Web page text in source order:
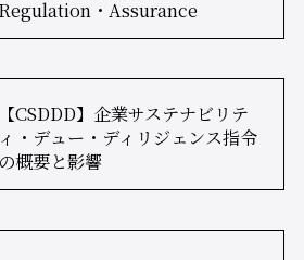
Regulation・Assurance
【CSDDD】企業サステナビリテ
ィ・デュー・ディリジェンス指令
の概要と影響